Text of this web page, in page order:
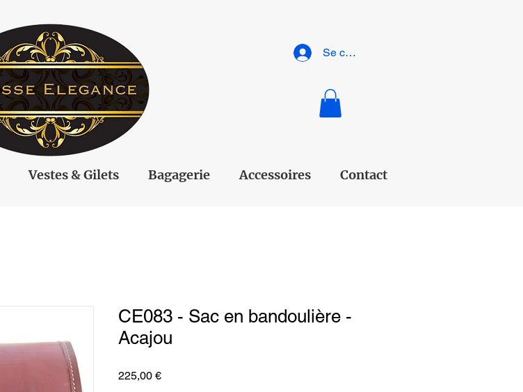
Se connecter
Vestes & Gilets Bagagerie Accessoires Contact
CE083 - Sac en bandoulière -
Acajou
225,00 €Prix